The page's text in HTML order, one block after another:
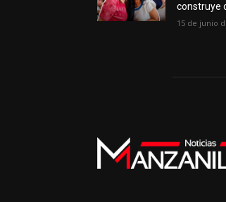
construye
15 de junio